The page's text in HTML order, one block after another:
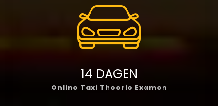
14 DAGEN
Online Taxi Theorie Examen